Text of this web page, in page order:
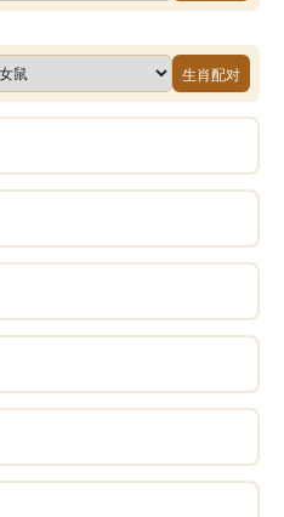
和已婚者情绪波动大，
心对方情绪，避免将工作
避免冷战。
事敏感职业者，要注意
麻烦。
” 和 “空亡” 星影响，容
绪，出现失眠、多梦等问
力。
吸系统、脾胃和咽喉疾
生肖配对